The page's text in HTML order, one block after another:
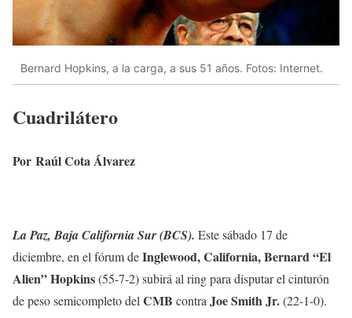
Bernard Hopkins, a la carga, a sus 51 años. Fotos: Internet.
Cuadrilátero
Por Raúl Cota Álvarez
La Paz, Baja California Sur (BCS). Este sábado 17 de
diciembre, en el fórum deInglewood, California, Bernard “El
Alien” Hopkins(55-7-2) subirá al ring para disputar el cinturón
de peso semicompleto del CMB contra Joe Smith Jr.(22-1-0).